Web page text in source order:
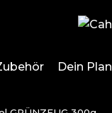
Dein Plan